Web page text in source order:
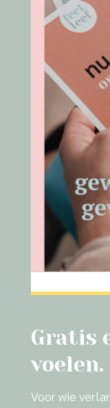
Gratis
voelen.
Voor wie